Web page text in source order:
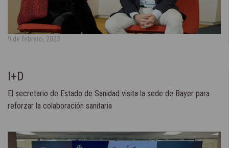
9 de febrero, 2023
I+D
El secretario de Estado de Sanidad visita la sede de Bayer para
reforzar la colaboración sanitaria